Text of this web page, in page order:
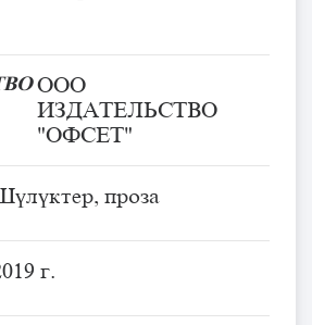
ООО
ИЗДАТЕЛЬСТВО
"ОФСЕТ"
проза
г.